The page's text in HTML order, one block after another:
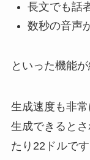
長文でも話
数秒の音声
といった機能
生成速度も非
生成できると
たり22ドルです